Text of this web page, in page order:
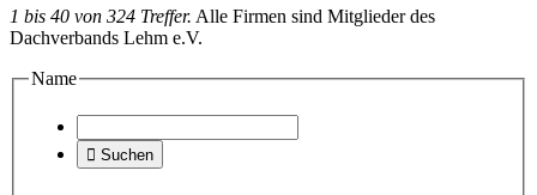
1 bis 40 von 324 Treffer. Alle Firmen sind Mitglieder des
Dachverbands Lehm e.V.
Name
 Suchen